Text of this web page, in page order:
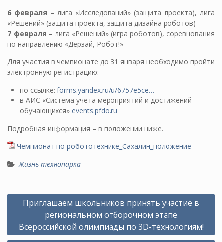
6 февраля – лига «Исследований» (защита проекта), лига
«Решений» (защита проекта, защита дизайна роботов)
7 февраля – лига «Решений» (игра роботов), соревнования
по направлению «Дерзай, Робот!»
Для участия в чемпионате до 31 января необходимо пройти
электронную регистрацию:
по ссылке: forms.yandex.ru/u/6757e5ce…
в АИС «Система учёта мероприятий и достижений
обучающихся» events.pfdo.ru
Подробная информация – в положении ниже.
Чемпионат по робототехнике_Сахалин_положение
Жизнь технопарка
Навигация
записям
Приглашаем школьников принять участие в
региональном отборочном этапе
Всероссийской олимпиады по 3D-технологиям!